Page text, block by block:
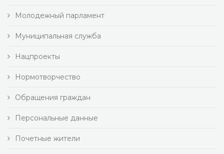
Молодежный парламент
Муниципальная служба
Нацпроекты
Нормотворчество
Обращения граждан
Персональные данные
Почетные жители